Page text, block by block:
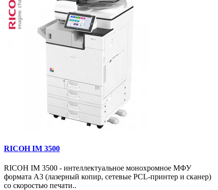
RICOH IM 3500
RICOH IM 3500 - интеллектуальное монохромное МФУ
формата А3 (лазерный копир, сетевые PCL-принтер и сканер)
со скоростью печати..